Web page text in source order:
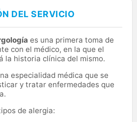
DEL SERVICIO
es una primera toma de
con el médico, en la que el
la historia clínica del mismo.
especialidad médica que se
y tratar enfermedades que
de alergia: